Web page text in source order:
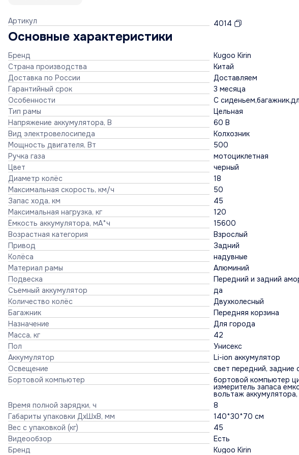
Артикул 4014
Основные характеристики
Бренд
Kugoo Kirin
Страна производства
Китай
Доставка по России
Доставляем
Гарантийный срок
3 месяца
Особенности
С
Тип рамы
Цельная
Напряжение аккумулятора, В
60 В
Вид электровелосипеда
Колхозник
Мощность двигателя, Вт
500
Ручка газа
мотоциклетная
Цвет
черный
Диаметр колёс
18
Максимальная скорость, км/ч
50
Запас хода, км
45
Максимальная нагрузка, кг
120
Ёмкость аккумулятора, мА*ч
15600
Возрастная категория
Взрослый
Привод
Задний
Колёса
надувные
Материал рамы
Алюминий
Подвеска
Передний и задний
Съемный аккумулятор
да
Количество колёс
Двухколесный
Багажник
Передняя корзина
Назначение
Для города
Масса, кг
42
Пол
Унисекс
Аккумулятор
Li-ion аккумулятор
Освещение
свет передний, задние
Бортовой компьютер
бортовой компьютер
измеритель запаса
вольтаж
Время полной зарядки, ч
8
Габариты упаковки ДхШхВ, мм
140*30*70 см
Вес с упаковкой (кг)
45
Видеообзор
Есть
Бренд
Kugoo Kirin